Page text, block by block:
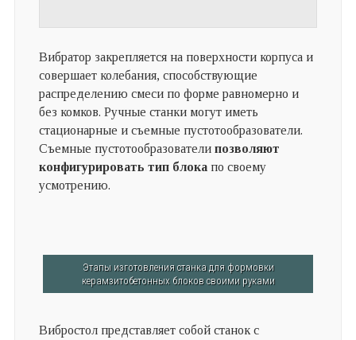
Вибратор закрепляется на поверхности корпуса и
совершает колебания, способствующие
распределению смеси по форме равномерно и
без комков. Ручные станки могут иметь
стационарные и съемные пустотообразователи.
Съемные пустотообразователи позволяют
конфигурировать тип блокапо своему
усмотрению.
Этапы изготовления станка для формовки
керамзитобетонных блоков своими руками
Вибростол представляет собой станок с